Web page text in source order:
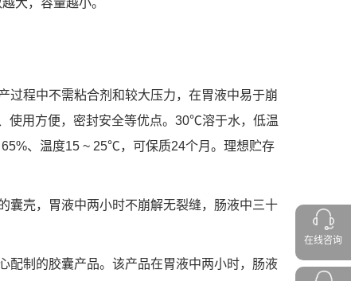
大，容量越小。
过程中不需粘合剂和较大压力，在胃液中易于崩
使用方便，密封安全等优点。30℃溶于水，低温
、温度15 ~ 25℃，可保质24个月。理想贮存
囊壳，胃液中两小时不崩解无裂缝，肠液中三十
配制的胶囊产品。该产品在胃液中两小时，肠液
在线咨询